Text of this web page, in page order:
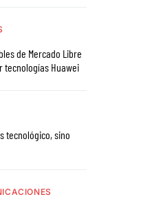
de Mercado Libre
tecnologías Huawei
tecnológico, sino